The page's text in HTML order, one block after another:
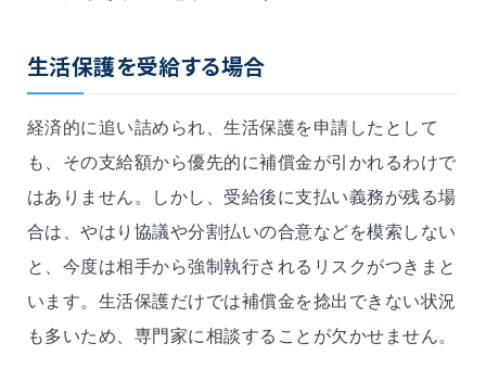
生活保護を受給する場合
経済的に追い詰められ、生活保護を申請したとして
も、その支給額から優先的に補償金が引かれるわけで
はありません。しかし、受給後に支払い義務が残る場
合は、やはり協議や分割払いの合意などを模索しない
と、今度は相手から強制執行されるリスクがつきまと
います。生活保護だけでは補償金を捻出できない状況
も多いため、専門家に相談することが欠かせません。